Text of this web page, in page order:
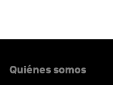
Quiénes somos